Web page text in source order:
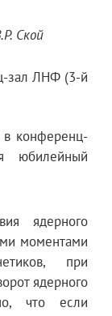
Ской
зал ЛНФ (3-й
конференц-
юбилейный
ядерного
моментами
при
ядерного
что если